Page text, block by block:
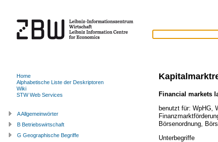
Financial markets
benutzt für: WpHG,
Börsenordnung,
Unterbegriffe
Home
Alphabetische Liste der Deskriptoren
Wiki
STW Web Services
A Allgemeinwörter
B Betriebswirtschaft
G Geographische Begriffe